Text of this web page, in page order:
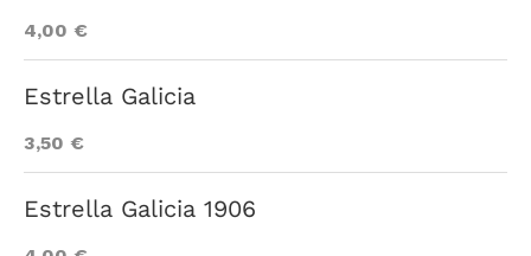
4,00 €
Estrella Galicia
3,50 €
Estrella Galicia 1906